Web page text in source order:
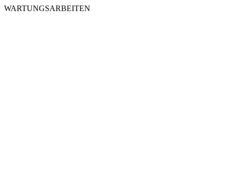
WARTUNGSARBEITEN